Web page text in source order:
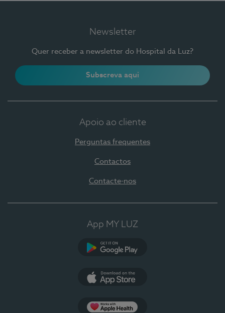
Newsletter
Quer receber a newsletter do Hospital da Luz?
Subscreva aqui
Apoio ao cliente
Perguntas frequentes
Contactos
Contacte-nos
App MY LUZ